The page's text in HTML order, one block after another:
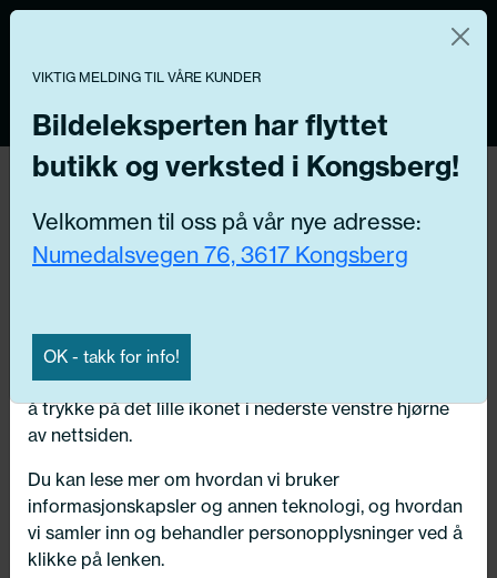
Tilbake
Vi og våre forretningspartnere bruker teknologier,
inkludert informasjonskapsler/«cookies» til å samle
informasjon om deg for forskjellige formål, inkludert:
Funksjonelle, Statistiske, Markedsføring
Ved å trykke «Godta» gir du din tillatelse til alle disse
formålene. Du kan også velge formålet du vil
innstillingene».
Du kan trekke tilbake samtykket ditt til enhver tid ved
å trykke på det lille ikonet i nederste venstre hjørne
av nettsiden.
Du kan lese mer om hvordan vi bruker
informasjonskapsler og annen teknologi, og hvordan
vi samler inn og behandler personopplysninger ved å
klikke på lenken.
VIKTIG MELDING TIL VÅRE KUNDER
Bildeleksperten har flyttet
butikk og verksted i Kongsberg!
Velkommen til oss på vår nye adresse:
Numedalsvegen 76, 3617 Kongsberg
OK - takk for info!